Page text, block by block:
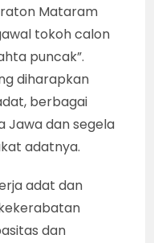
Mataram
tokoh calon
puncak”.
diharapkan
berbagai
Jawa dan segela
adatnya.
adat dan
dan